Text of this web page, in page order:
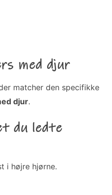
med djur
matcher den specifikke
djur.
du ledte
i højre hjørne.